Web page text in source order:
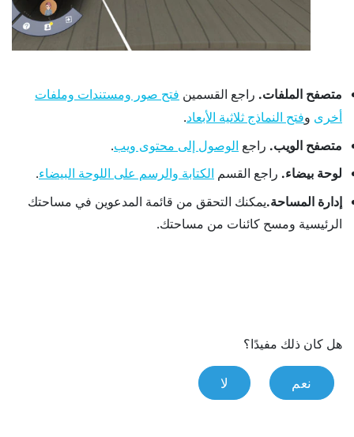
متصفح الملفات. راجع القسمين فتح صور ومستندات وملفات
أخرى وفتح النماذج ثلاثية الأبعاد.
متصفح الويب. راجع الوصول إلى محتوى ويب.
لوحة بيضاء. راجع القسم الكتابة والرسم على اللوحة البيضاء.
إدارة المساحة.يمكنك التحقق من قائمة المدعوين في مساحتك
الرئيسية ومسح كائنات من مساحتك.
هل كان ذلك مفيدًا؟
نعم لا